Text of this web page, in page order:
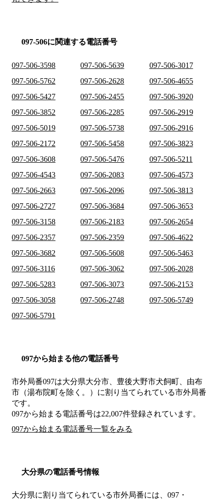
097-506に関連する電話番号
097-506-3598 097-506-5639
097-506-3017
097-506-5762
097-506-2628
097-506-4655
097-506-5427
097-506-2455
097-506-3920
097-506-3852
097-506-2285
097-506-2919
097-506-5019
097-506-5738
097-506-2916
097-506-2172
097-506-5458
097-506-3823
097-506-3608
097-506-5476
097-506-5211
097-506-4543
097-506-2083
097-506-4573
097-506-2663
097-506-2096
097-506-3813
097-506-2727
097-506-3684
097-506-3653
097-506-3158
097-506-2183
097-506-2654
097-506-2357
097-506-2359
097-506-4622
097-506-3682
097-506-5608
097-506-5463
097-506-3116
097-506-3062
097-506-2028
097-506-5283
097-506-3073
097-506-2153
097-506-3058
097-506-2748
097-506-5749
097-506-5791
097から始まる他の電話番号
市外局番097は大分県大分市、豊後大野市犬飼町、由布
市（湯布院町を除く。） に割り当てられている市外局番
です。
097から始まる電話番号は22,007件登録されています。
097から始まる電話番号一覧をみる
大分県の電話番号情報
大分県に割り当てられている市外局番には、097・